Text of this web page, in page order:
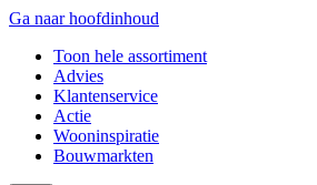
Ga naar hoofdinhoud
Toon hele assortiment
Advies
Klantenservice
Actie
Wooninspiratie
Bouwmarkten